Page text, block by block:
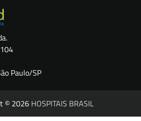
Paulo/SP
© 2026 HOSPITAIS BRASIL